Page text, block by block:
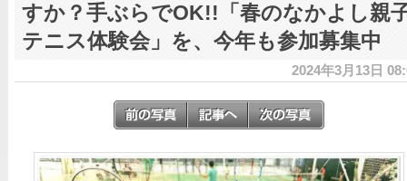
すか？手ぶらでOK!!「春のなかよし親
テニス体験会」を、今年も参加募集中
2024年3月13日